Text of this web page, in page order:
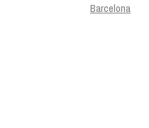
Barcelona